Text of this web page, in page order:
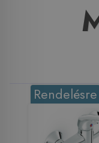
Rendelésre